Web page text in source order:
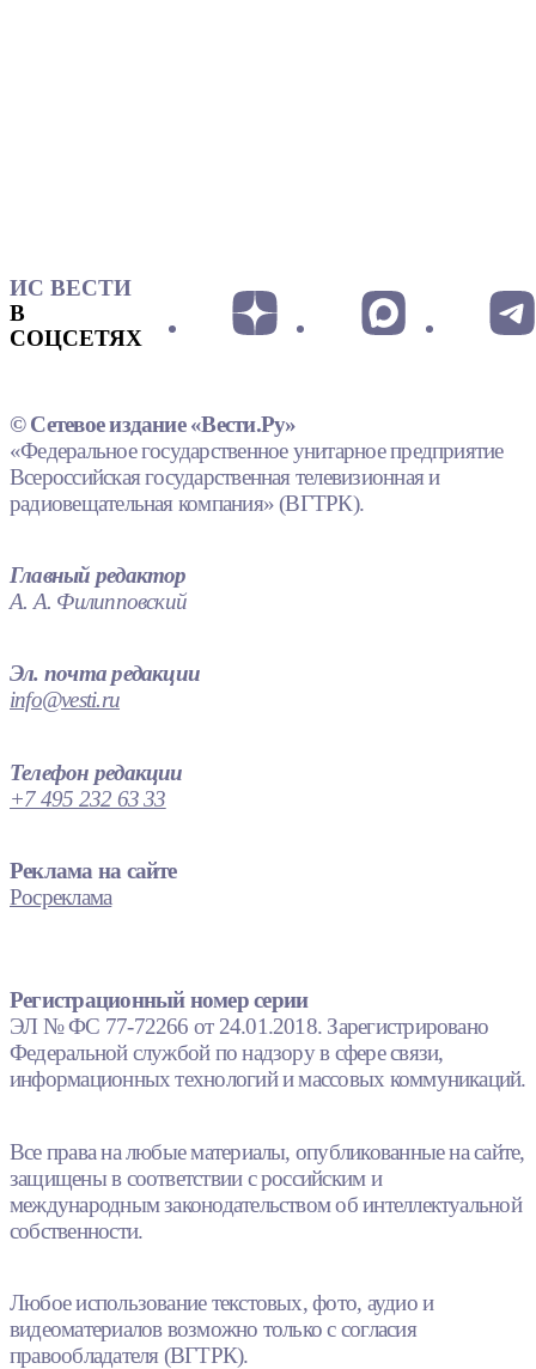
ИС ВЕСТИ
В
СОЦСЕТЯХ
© Сетевое издание «Вести.Ру»
«Федеральное государственное унитарное предприятие
Всероссийская государственная телевизионная и
радиовещательная компания» (ВГТРК).
Главный редактор
А. А. Филипповский
Эл. почта редакции
info@vesti.ru
Телефон редакции
+7 495 232 63 33
Реклама на сайте
Росреклама
Регистрационный номер серии
ЭЛ № ФС 77-72266 от 24.01.2018. Зарегистрировано
Федеральной службой по надзору в сфере связи,
информационных технологий и массовых коммуникаций.
Все права на любые материалы, опубликованные на сайте,
защищены в соответствии с российским и
международным законодательством об интеллектуальной
собственности.
Любое использование текстовых, фото, аудио и
видеоматериалов возможно только с согласия
правообладателя (ВГТРК).